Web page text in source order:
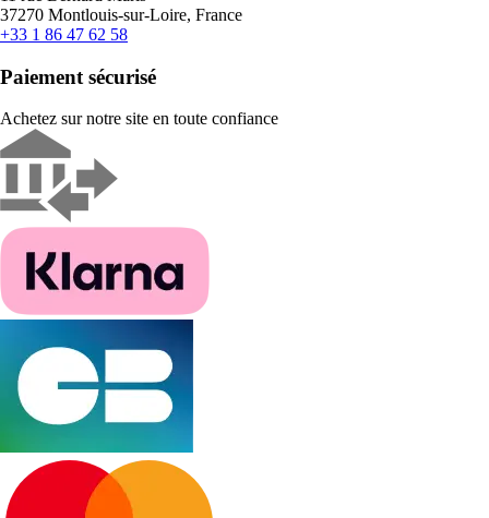
37270 Montlouis-sur-Loire, France
+33 1 86 47 62 58
Paiement sécurisé
Achetez sur notre site en toute confiance